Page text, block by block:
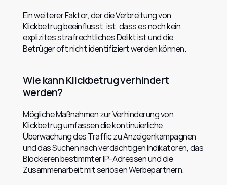
Ein weiterer Faktor, der die Verbreitung von
Klickbetrug beeinflusst, ist, dass es noch kein
explizites strafrechtliches Delikt ist und die
Betrüger oft nicht identifiziert werden können.
Wie kann Klickbetrug verhindert
werden?
Mögliche Maßnahmen zur Verhinderung von
Klickbetrug umfassen die kontinuierliche
Überwachung des Traffic zu Anzeigenkampagnen
und das Suchen nach verdächtigen Indikatoren, das
Blockieren bestimmter IP-Adressen und die
Zusammenarbeit mit seriösen Werbepartnern.